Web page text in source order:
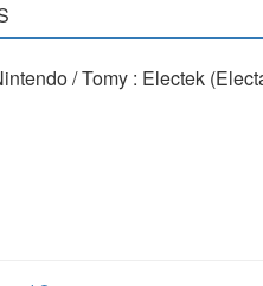
/ Tomy : Electek